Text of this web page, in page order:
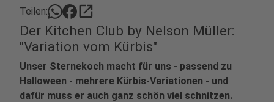
Teilen: open_in_new
Der Kitchen Club by Nelson Müller:
"Variation vom Kürbis"
Unser Sternekoch macht für uns - passend zu
Halloween - mehrere Kürbis-Variationen - und
dafür muss er auch ganz schön viel schnitzen.